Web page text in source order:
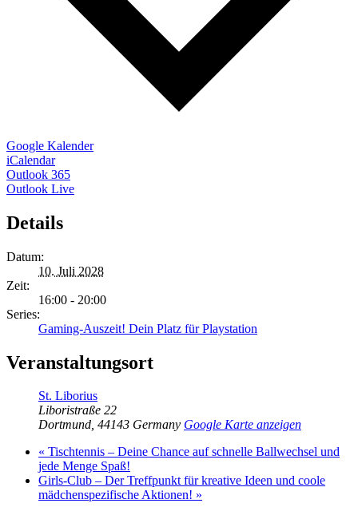
Google Kalender
iCalendar
Outlook 365
Outlook Live
Details
Datum:
10. Juli 2028
Zeit:
16:00 - 20:00
Series:
Gaming-Auszeit! Dein Platz für Playstation
Veranstaltungsort
St. Liborius
Liboristraße 22
Dortmund, 44143 Germany Google Karte anzeigen
« Tischtennis – Deine Chance auf schnelle Ballwechsel und
jede Menge Spaß!
Girls-Club – Der Treffpunkt für kreative Ideen und coole
mädchenspezifische Aktionen! »